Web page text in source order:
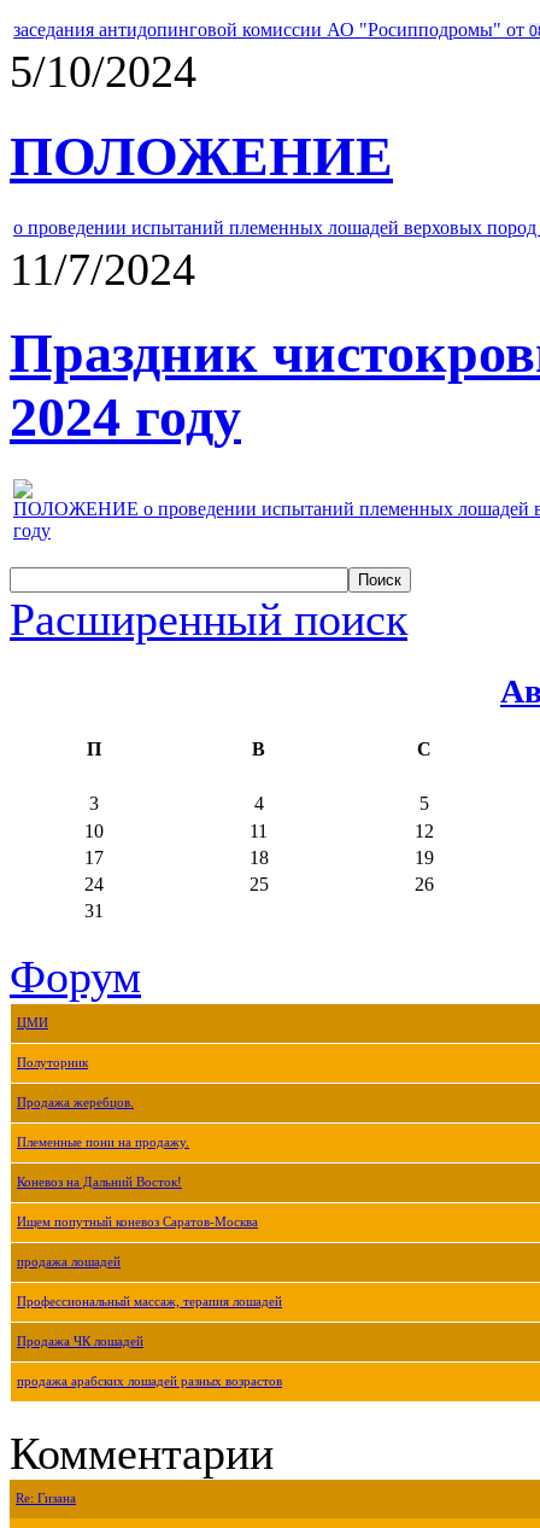
заседания антидопинговой комиссии АО "Росипподромы" от
5/10/2024
ПОЛОЖЕНИЕ
о проведении испытаний племенных лошадей верховых
11/7/2024
Праздник
2024 году
ПОЛОЖЕНИЕ о проведении испытаний племенных лошадей
году
Расширенный поиск
П В С
3 4
5
10
11
12
17
18
19
24
25
26
31
Форум
ЦМИ
Полуторник
Продажа жеребцов.
Племенные пони на продажу.
Коневоз на Дальний Восток!
Ищем попутный коневоз Саратов-Москва
продажа лошадей
Профессиональный массаж, терапия лошадей
Продажа ЧК лошадей
продажа арабских лошадей разных возрастов
Комментарии
Re: Гизана